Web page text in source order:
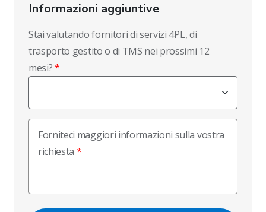
Informazioni aggiuntive
Stai valutando fornitori di servizi 4PL, di
trasporto gestito o di TMS nei prossimi 12
mesi?
Forniteci maggiori informazioni sulla vostra
richiesta